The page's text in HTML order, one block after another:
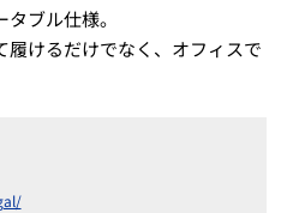
ブル仕様。
けるだけでなく、オフィスで